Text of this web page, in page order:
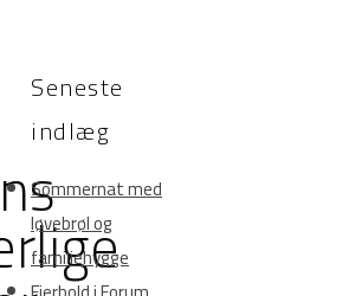
Seneste
indlæg
Sommernat med
løvebrøl og
familiehygge